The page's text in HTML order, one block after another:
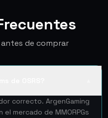
de comprar
correcto. ArgenGaming
mercado de MMORPGs